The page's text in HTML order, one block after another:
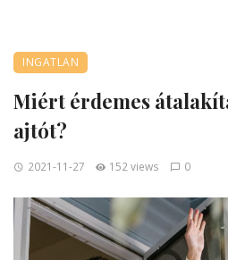
INGATLAN
Miért érdemes
ajtót?
2021-11-27 152 views 0